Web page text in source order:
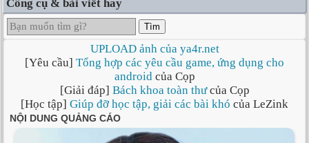
Công cụ & bài viết hay
Tìm
UPLOAD ảnh của ya4r.net
[Yêu cầu] Tổng hợp các yêu cầu game, ứng dụng cho
androidcủa Cọp
[Giải đáp] Bách khoa toàn thưcủa Cọp
[Học tập] Giúp đỡ học tập, giải các bài khó của LeZink